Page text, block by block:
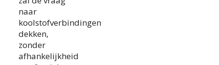
naar
koolstofverbindingen
dekken,
zonder
afhankelijkheid